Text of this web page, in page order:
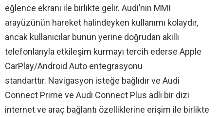
eğlence ekranı ile birlikte gelir. Audi’nin MMI
arayüzünün hareket halindeyken kullanımı kolaydır,
ancak kullanıcılar bunun yerine doğrudan akıllı
telefonlarıyla etkileşim kurmayı tercih ederse Apple
CarPlay/Android Auto entegrasyonu
standarttır. Navigasyon isteğe bağlıdır ve Audi
Connect Prime ve Audi Connect Plus adlı bir dizi
internet ve araç bağlantı özelliklerine erişim ile birlikte